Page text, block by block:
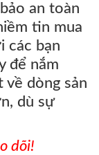
an toàn
tin mua
các bạn
để nắm
dòng sản
dù sự
dõi!